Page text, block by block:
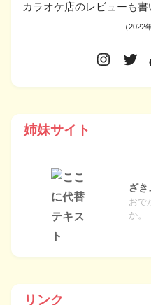
カラオケ店のレビューも書
（2022
姉妹サイト
ざき
おで
か。
リンク